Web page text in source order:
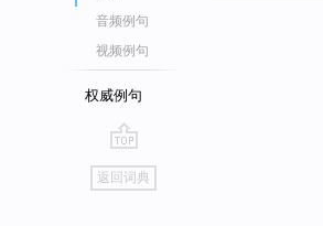
音频例句
视频例句
权威例句
go
top
返回词典